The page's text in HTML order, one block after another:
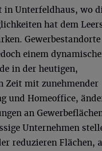
in Unterfeldhaus, wo
hat dem
Gewerbestandorte
einem
in der heutigen,
Zeit mit zunehmender
und Homeoffice,
an
Unternehmen
reduzieren Flächen,